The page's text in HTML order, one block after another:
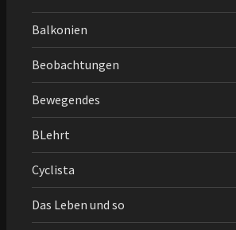
Balkonien
Beobachtungen
Bewegendes
BLehrt
Cyclista
Das Leben und so